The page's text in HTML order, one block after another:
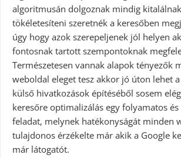
algoritmusán dolgoznak mindig
tökéletesíteni szeretnék a keresőben
úgy hogy azok szerepeljenek jól helyen
fontosnak tartott szempontoknak
Természetesen vannak alapok tényezők
weboldal eleget tesz akkor jó úton lehet
külső hivatkozások építéséből sosem
keresőre optimalizálás egy folyamatos
feladat, melynek hatékonyságát minden
tulajdonos érzékelte már akik a Google
már látogatót.